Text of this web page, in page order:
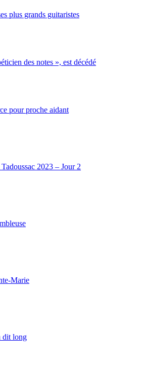
plus grands guitaristes
des notes », est décédé
pour proche aidant
2023 – Jour 2
Marie
dit long